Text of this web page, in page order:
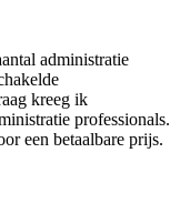
administratie
kreeg ik
professionals.
een betaalbare prijs.